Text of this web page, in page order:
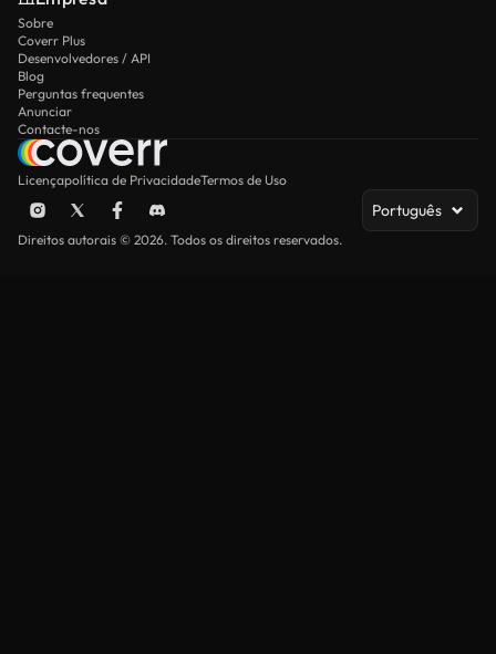
Sobre
Coverr Plus
Desenvolvedores / API
Blog
Perguntas frequentes
Anunciar
Contacte-nos
Licençapolítica de PrivacidadeTermos de Uso
Português
Direitos autorais © 2026. Todos os direitos reservados.